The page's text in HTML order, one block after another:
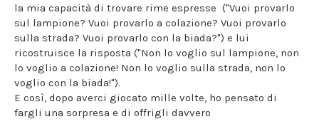
la mia capacità di trovare rime espresse ("Vuoi provarlo
sul lampione? Vuoi provarlo a colazione? Vuoi provarlo
sulla strada? Vuoi provarlo con la biada?") e lui
ricostruisce la risposta ("Non lo voglio sul lampione, non
lo voglio a colazione! Non lo voglio sulla strada, non lo
voglio con la biada!").
E così, dopo averci giocato mille volte, ho pensato di
fargli una sorpresa e di offrigli davvero